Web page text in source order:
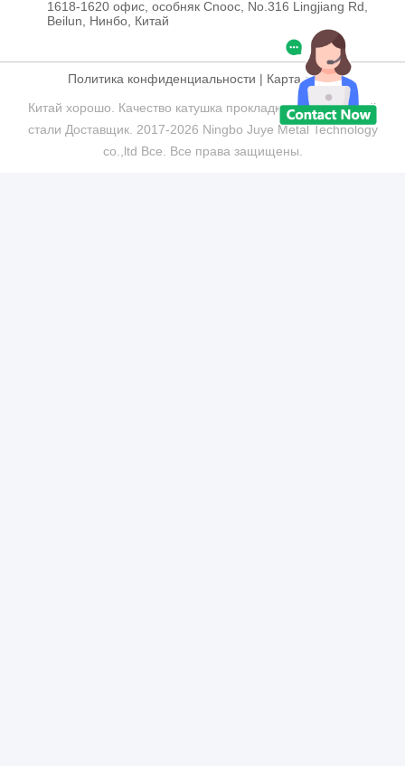
1618-1620 офис, особняк Cnooc, No.316 Lingjiang Rd,
Beilun, Нинбо, Китай
Политика конфиденциальности | Карта сайта
Китай хорошо. Качество катушка прокладки нержавеющей
стали Доставщик. 2017-2026 Ningbo Juye Metal Technology
co.,ltd Все. Все права защищены.